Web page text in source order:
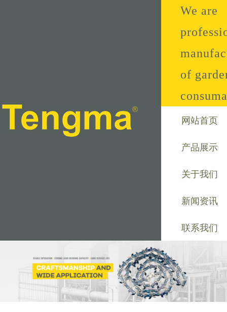
We are
of
网站首页
产品展示
关于我们
新闻资讯
联系我们